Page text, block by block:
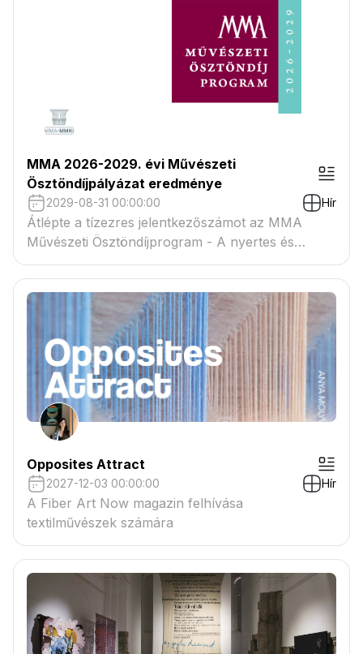
MMA 2026-2029. évi Művészeti
Ösztöndíjpályázat eredménye
2029-08-31 00:00:00 Hír
Átlépte a tízezres jelentkezőszámot az MMA
Művészeti Ösztöndíjprogram - A nyertes és
tartaléklistás pályázók névsora megtekinthető a
csatolmányban
Opposites Attract
2027-12-03 00:00:00 Hír
A Fiber Art Now magazin felhívása
textilművészek számára